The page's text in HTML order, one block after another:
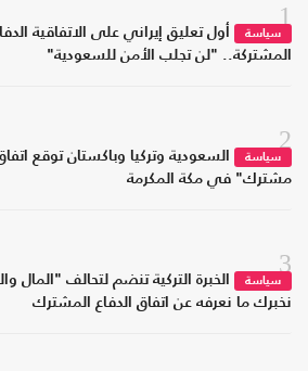
1
سياسة
أول تعليق إيراني على الاتفاقية
المشتركة.. "لن تجلب الأمن للسعودية"
2
سياسة
السعودية وتركيا وباكستان توقع
مشترك" في مكة المكرمة
3
سياسة
الخبرة التركية تنضم لتحالف "المال
نخبرك ما نعرفه عن اتفاق الدفاع المشترك